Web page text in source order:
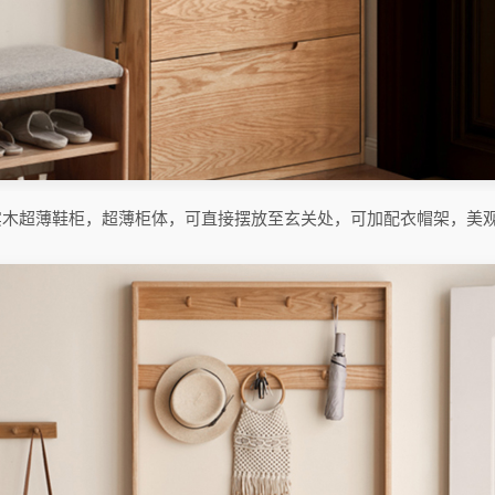
超薄鞋柜，超薄柜体，可直接摆放至玄关处，可加配衣帽架，美